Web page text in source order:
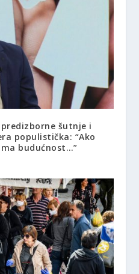
šutnje i
populistička: “Ako
budućnost…”